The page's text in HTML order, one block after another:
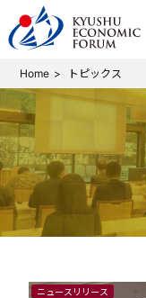
Home トピックス
ニュースリリース